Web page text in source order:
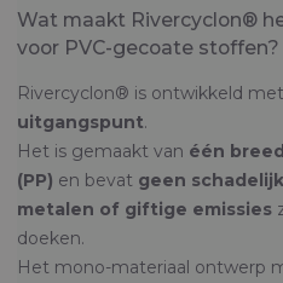
Wat maakt Rivercyclon®
voor PVC-gecoate stoffen?
Rivercyclon® is ontwikkeld met
uitgangspunt.
Het is gemaakt van één
(PP) en bevat geen
metalen of giftige emissies
doeken.
Het mono-materiaal ontwerp